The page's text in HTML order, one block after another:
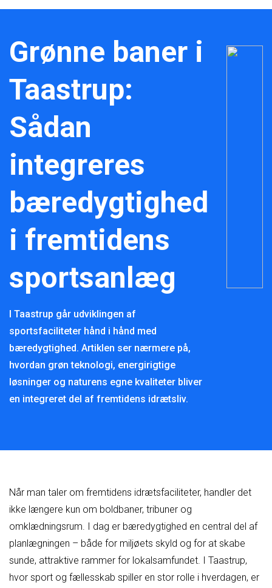
Grønne baner i
Taastrup:
Sådan
integreres
bæredygtighed
i fremtidens
sportsanlæg
I Taastrup går udviklingen af
sportsfaciliteter hånd i hånd med
bæredygtighed. Artiklen ser nærmere på,
hvordan grøn teknologi, energirigtige
løsninger og naturens egne kvaliteter bliver
en integreret del af fremtidens idrætsliv.
Når man taler om fremtidens idrætsfaciliteter, handler det
ikke længere kun om boldbaner, tribuner og
omklædningsrum. I dag er bæredygtighed en central del af
planlægningen – både for miljøets skyld og for at skabe
sunde, attraktive rammer for lokalsamfundet. I Taastrup,
hvor sport og fællesskab spiller en stor rolle i hverdagen, er